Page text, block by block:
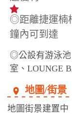
◎距離捷運楠
鐘內可到達
◎公設有游泳池
室、LOUNGE
地圖/街景
地圖街景建置中